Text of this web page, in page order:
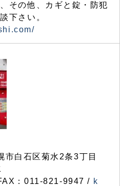
その他、カギと錠・防犯
下さい。
白石区菊水2条3丁目
：011-821-9947 / k